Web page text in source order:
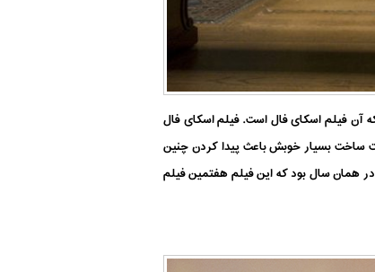
آن فیلم اسکای فال است. فیلم اسکای فال
ساخت بسیار خوبش باعث پیدا کردن چنین
به امروز است که فروش آن از مرز ۱ میلیارد دلار عبور کرده است. در همان سال بود که این فیلم هفتمین فیلم